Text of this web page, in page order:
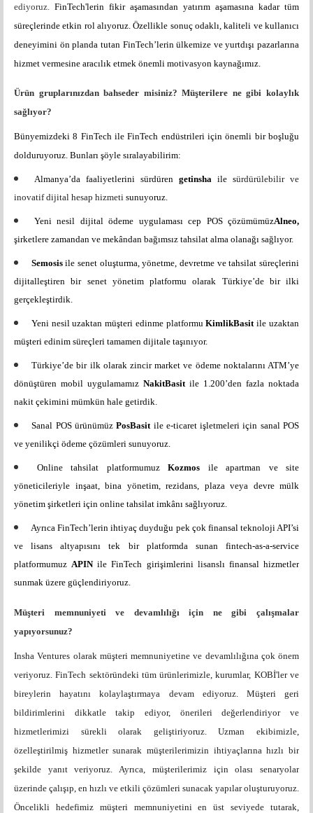
ediyoruz. FinTech'lerin fikir aşamasından yatırım aşamasına kadar tüm
süreçlerinde etkin rol alıyoruz. Özellikle sonuç odaklı, kaliteli ve kullanıcı
deneyimini ön planda tutan FinTech’lerin ülkemize ve yurtdışı pazarlarına
hizmet vermesine aracılık etmek önemli motivasyon kaynağımız.
Ürün gruplarınızdan bahseder misiniz? Müşterilere ne gibi kolaylık
sağlıyor?
Bünyemizdeki 8 FinTech ile FinTech endüstrileri için önemli bir boşluğu
dolduruyoruz. Bunları şöyle sıralayabilirim:
Almanya’da faaliyetlerini sürdüren getinsha ile sürdürülebilir ve
inovatif dijital hesap hizmeti sunuyoruz.
Yeni nesil dijital ödeme uygulaması cep POS çözümümüzAlneo,
şirketlere zamandan ve mekândan bağımsız tahsilat alma olanağı sağlıyor.
Semosisile senet oluşturma, yönetme, devretme ve tahsilat süreçlerini
dijitalleştiren bir senet yönetim platformu olarak Türkiye’de bir ilki
gerçekleştirdik.
Yeni nesil uzaktan müşteri edinme platformuKimlikBasit ile uzaktan
müşteri edinim süreçleri tamamen dijitale taşınıyor.
Türkiye’de bir ilk olarak zincir market ve ödeme noktalarını ATM’ye
dönüştüren mobil uygulamamız NakitBasit ile 1.200’den fazla noktada
nakit çekimini mümkün hale getirdik.
Sanal POS ürünümüzPosBasit ile e-ticaret işletmeleri için sanal POS
ve yenilikçi ödeme çözümleri sunuyoruz.
Online tahsilat platformumuz Kozmos ile apartman ve site
yöneticileriyle inşaat, bina yönetim, rezidans, plaza veya devre mülk
yönetim şirketleri için online tahsilat imkânı sağlıyoruz.
Ayrıca FinTech’lerin ihtiyaç duyduğu pek çok finansal teknoloji API’si
ve lisans altyapısını tek bir platformda sunan fintech-as-a-service
platformumuz APINile FinTech girişimlerini lisanslı finansal hizmetler
sunmak üzere güçlendiriyoruz.
Müşteri memnuniyeti ve devamlılığı için ne gibi çalışmalar
yapıyorsunuz?
Insha Ventures olarak müşteri memnuniyetine ve devamlılığına çok önem
veriyoruz. FinTech sektöründeki tüm ürünlerimizle, kurumlar, KOBİ'ler ve
bireylerin hayatını kolaylaştırmaya devam ediyoruz. Müşteri geri
bildirimlerini dikkatle takip ediyor, önerileri değerlendiriyor ve
hizmetlerimizi sürekli olarak geliştiriyoruz. Uzman ekibimizle,
özelleştirilmiş hizmetler sunarak müşterilerimizin ihtiyaçlarına hızlı bir
şekilde yanıt veriyoruz. Ayrıca, müşterilerimiz için olası senaryolar
üzerinde çalışıp, en hızlı ve etkili çözümleri sunacak yapılar oluşturuyoruz.
Öncelikli hedefimiz müşteri memnuniyetini en üst seviyede tutarak,